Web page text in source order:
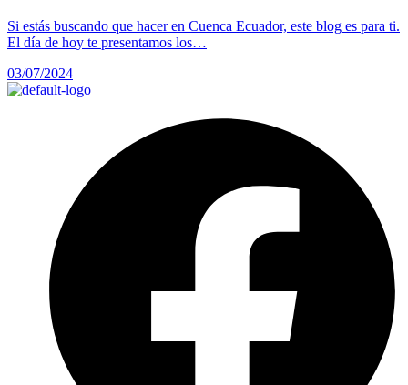
Si estás buscando que hacer en Cuenca Ecuador, este blog es para ti.
El día de hoy te presentamos los…
03/07/2024